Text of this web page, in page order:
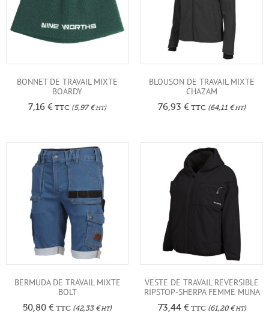
BONNET DE TRAVAIL MIXTE
BOARDY
7,16 € TTC (5,97€HT)
BLOUSON DE TRAVAIL MIXTE
CHAZAM
76,93 € TTC (64,11 €HT)
BERMUDA DE TRAVAIL MIXTE
BOLT
50,80 € TTC (42,33 €HT)
VESTE DE TRAVAIL REVERSIBLE
RIPSTOP-SHERPA FEMME MUNA
73,44 € TTC(61,20 €HT)